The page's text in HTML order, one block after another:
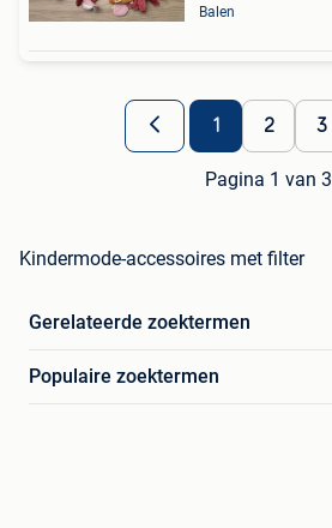
Balen
1 2 3
Pagina 1 van 3
Kindermode-accessoires met filter
Gerelateerde zoektermen
Populaire zoektermen